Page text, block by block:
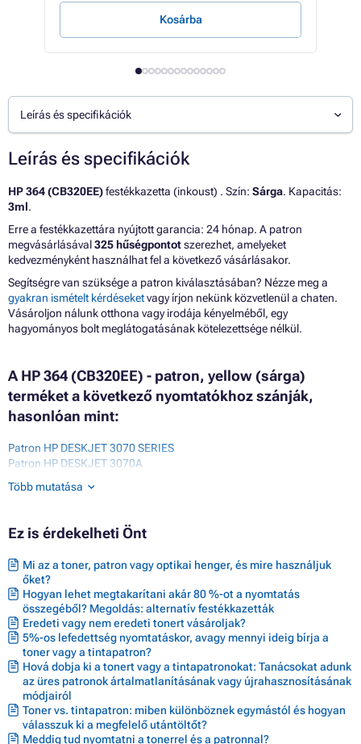
Kosárba
Leírás és specifikációk
Leírás és specifikációk
HP 364 (CB320EE)festékkazetta (inkoust) . Szín: Sárga. Kapacitás:
3ml.
Erre a festékkazettára nyújtott garancia: 24 hónap. A patron
megvásárlásával325 hűségpontotszerezhet, amelyeket
kedvezményként használhat fel a következő vásárlásakor.
Segítségre van szüksége a patron kiválasztásában? Nézze meg a
gyakran ismételt kérdéseketvagy írjon nekünk közvetlenül a chaten.
Vásároljon nálunk otthona vagy irodája kényelméből, egy
hagyományos bolt meglátogatásának kötelezettsége nélkül.
A HP 364 (CB320EE) - patron, yellow (sárga)
terméket a következő nyomtatókhoz szánják,
hasonlóan mint:
Patron HP DESKJET 3070 SERIES
Patron HP DESKJET 3070A
Patron HP DESKJET 3520E ALL-IN-ONE
Patron HP DESKJET 3521
Patron HP DESKJET 3524
Patron HP DESKJET D5400 SERIES
Patron HP DESKJET D5445
Patron HP DESKJET D5460
Patron HP OFFICEJET 4610
Patron HP OFFICEJET 4620
Patron HP OFFICEJET 4622
Patron HP OFFICEJET 7515
Patron HP PHOTOSMART 5510
Patron HP PHOTOSMART 5510E ALL-IN-ONE
Patron HP PHOTOSMART 5514E ALL-IN-ONE
Patron HP PHOTOSMART 5515
Patron HP PHOTOSMART 5515E ALL-IN-ONE
Patron HP PHOTOSMART 5520
Patron HP PHOTOSMART 5520E ALL-IN-ONE
Több mutatása
Ez is érdekelheti Önt
Mi az a toner, patron vagy optikai henger, és mire használjuk
őket?
Hogyan lehet megtakarítani akár 80 %-ot a nyomtatás
összegéből? Megoldás: alternatív festékkazetták
Eredeti vagy nem eredeti tonert vásároljak?
5%-os lefedettség nyomtatáskor, avagy mennyi ideig bírja a
toner vagy a tintapatron?
Hová dobja ki a tonert vagy a tintapatronokat: Tanácsokat adunk
az üres patronok ártalmatlanításának vagy újrahasznosításának
módjairól
Toner vs. tintapatron: miben különböznek egymástól és hogyan
válasszuk ki a megfelelő utántöltőt?
Meddig tud nyomtatni a tonerrel és a patronnal?